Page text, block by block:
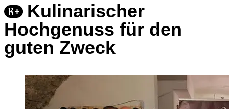
Kulinarischer
Hochgenuss für den
guten Zweck